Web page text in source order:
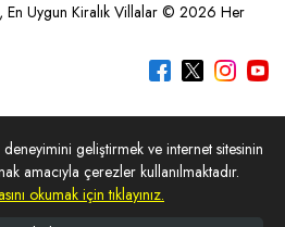
En Uygun Kiralık Villalar © 2026 Her
YAP
deneyimini geliştirmek ve internet sitesinin
amacıyla çerezler kullanılmaktadır.
okumak için tıklayınız.